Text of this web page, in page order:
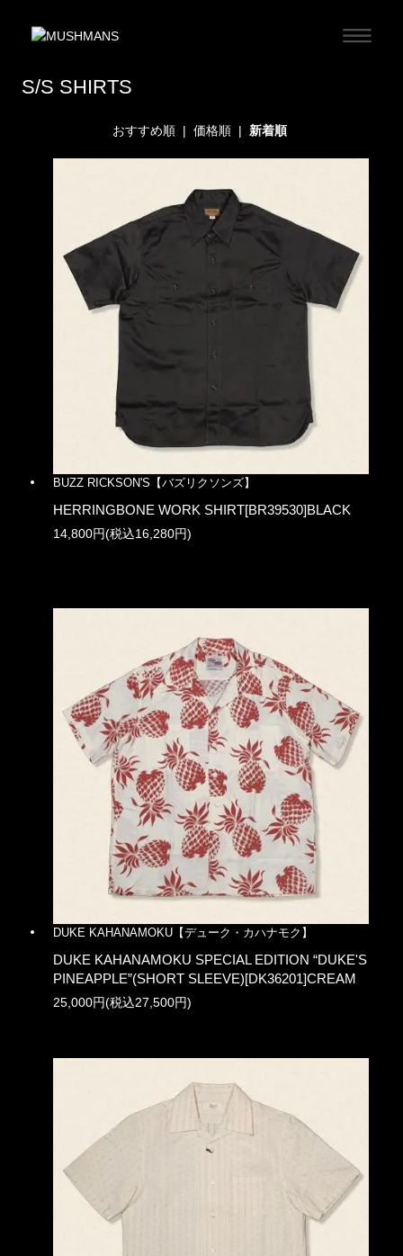
S/S SHIRTS
おすすめ順| 価格順| 新着順
BUZZ RICKSON'S【バズリクソンズ】
HERRINGBONE WORK SHIRT[BR39530]BLACK
14,800円(税込16,280円)
DUKE KAHANAMOKU【デューク・カハナモク】
DUKE KAHANAMOKU SPECIAL EDITION “DUKE'S
PINEAPPLE”(SHORT SLEEVE)[DK36201]CREAM
25,000円(税込27,500円)